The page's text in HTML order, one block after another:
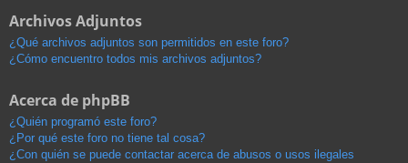
Archivos Adjuntos
¿Qué archivos adjuntos son permitidos en este foro?
¿Cómo encuentro todos mis archivos adjuntos?
Acerca de phpBB
¿Quién programó este foro?
¿Por qué este foro no tiene tal cosa?
¿Con quién se puede contactar acerca de abusos o usos ilegales